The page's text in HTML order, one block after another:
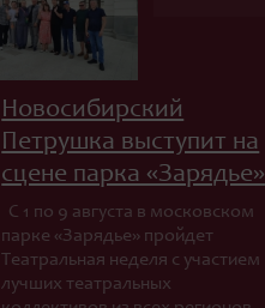
Новосибирский
Петрушка выступит на
сцене парка «Зарядье»
С 1 по 9 августа в московском
парке «Зарядье» пройдет
Театральная неделя с участием
лучших театральных